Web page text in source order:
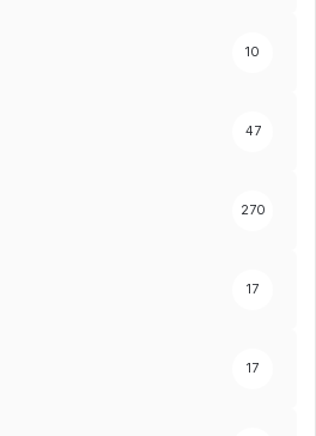
10
47
270
17
17